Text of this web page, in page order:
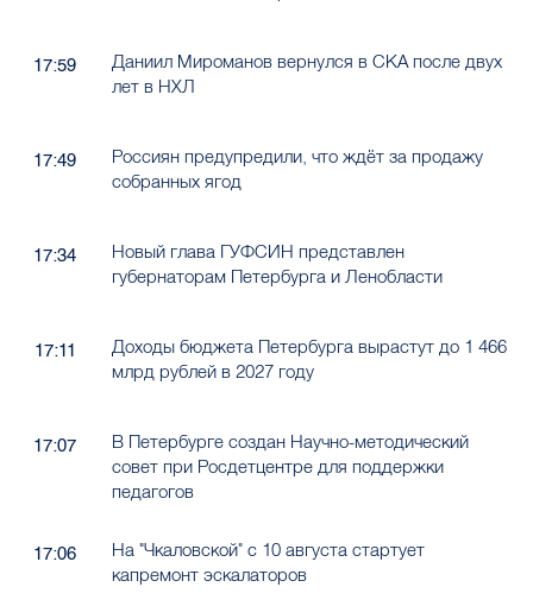
17:59
Даниил Мироманов вернулся в СКА после двух
лет в НХЛ
17:49
Россиян предупредили, что ждёт за продажу
собранных ягод
17:34
Новый глава ГУФСИН представлен
губернаторам Петербурга и Ленобласти
17:11
Доходы бюджета Петербурга вырастут до 1 466
млрд рублей в 2027 году
17:07
В Петербурге создан Научно-методический
совет при Росдетцентре для поддержки
педагогов
17:06
На "Чкаловской" с 10 августа стартует
капремонт эскалаторов